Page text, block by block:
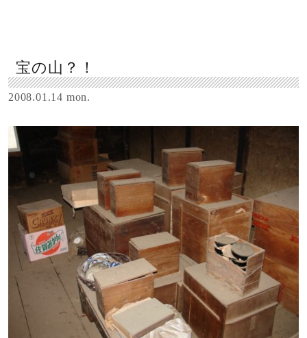
宝の山？！
2008.01.14 mon.